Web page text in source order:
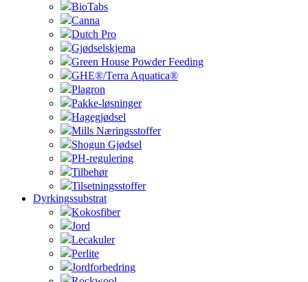
BioTabs
Canna
Dutch Pro
Gjødselskjema
Green House Powder Feeding
GHE®/Terra Aquatica®
Plagron
Pakke-løsninger
Hagegjødsel
Mills Næringsstoffer
Shogun Gjødsel
PH-regulering
Tilbehør
Tilsetningsstoffer
Dyrkingssubstrat
Kokosfiber
Jord
Lecakuler
Perlite
Jordforbedring